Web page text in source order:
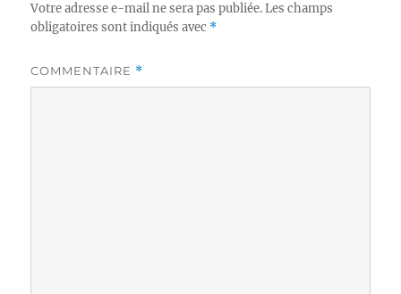
Votre adresse e-mail ne sera pas publiée. Les champs
obligatoires sont indiqués avec *
COMMENTAIRE *